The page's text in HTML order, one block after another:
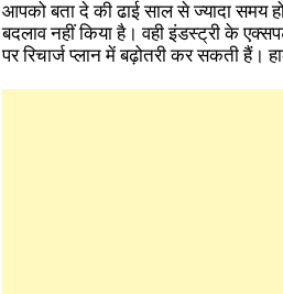
आपको बता दे की ढाई साल से ज्यादा समय
बदलाव नहीं किया है। वही इंडस्ट्री के
पर रिचार्ज प्लान में बढ़ोतरी कर सकती हैं।